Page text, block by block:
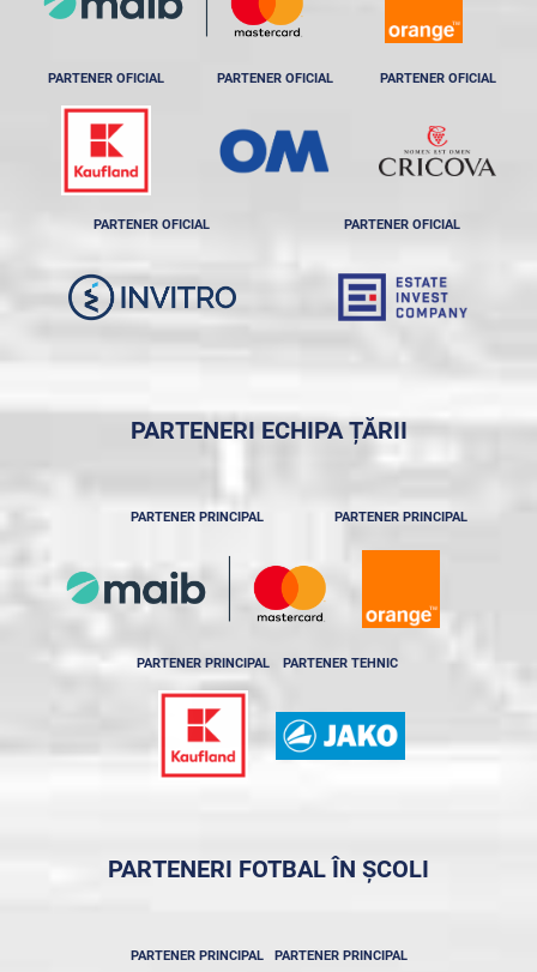
PARTENER OFICIAL PARTENER OFICIAL PARTENER OFICIAL
PARTENER OFICIAL PARTENER OFICIAL
PARTENERI ECHIPA ȚĂRII
PARTENER PRINCIPAL PARTENER PRINCIPAL
PARTENER PRINCIPAL PARTENER TEHNIC
PARTENERI FOTBAL ÎN ȘCOLI
PARTENER PRINCIPAL PARTENER PRINCIPAL